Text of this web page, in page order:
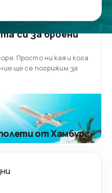
си за броени
Просто ни кажи кога
ще се погрижим за
от Хамбург